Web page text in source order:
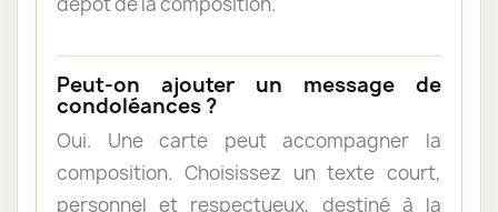
Peut-on ajouter un message de
condoléances ?
Oui. Une carte peut accompagner la
composition. Choisissez un texte court,
personnel et respectueux, destiné à la